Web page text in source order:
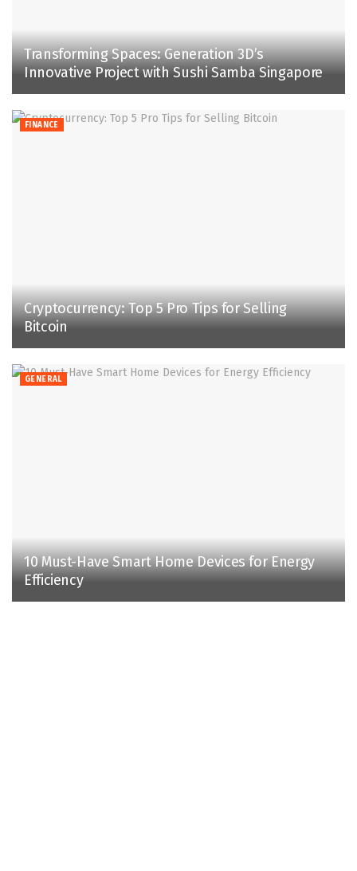
Transforming Spaces: Generation 3D’s
Innovative Project with Sushi Samba Singapore
FINANCE
Cryptocurrency: Top 5 Pro Tips for Selling
Bitcoin
GENERAL
10 Must-Have Smart Home Devices for Energy
Efficiency